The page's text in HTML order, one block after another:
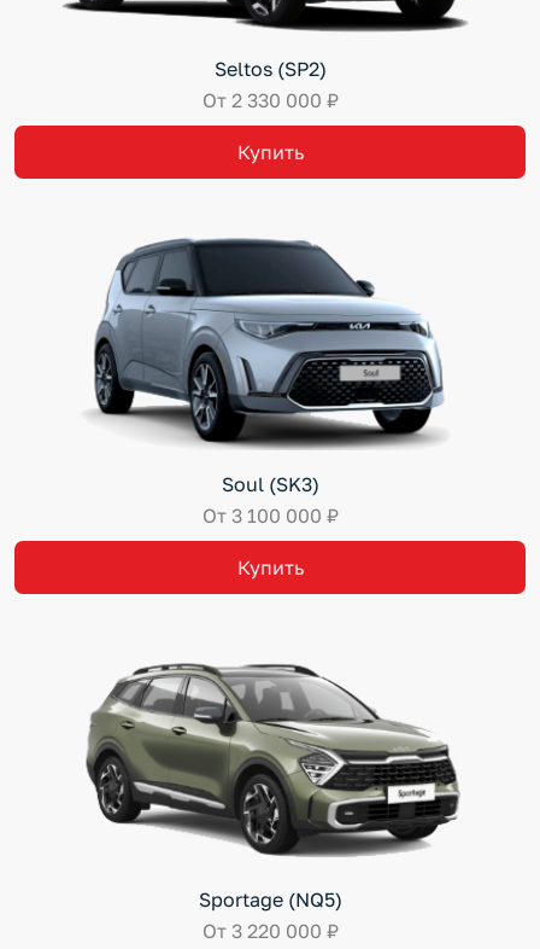
Seltos (SP2)
От 2 330 000 ₽
Купить
Soul (SK3)
От 3 100 000 ₽
Купить
Sportage (NQ5)
От 3 220 000 ₽